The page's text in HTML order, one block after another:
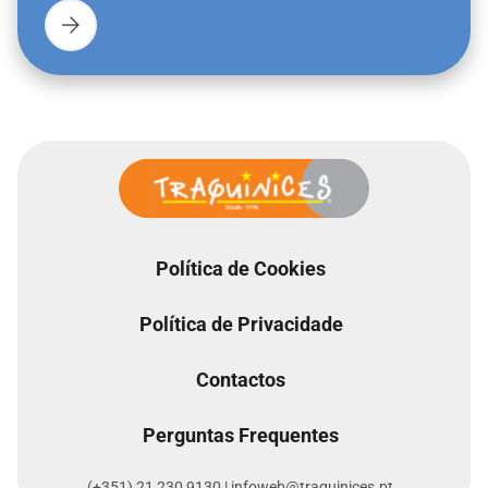
Política de Cookies
Política de Privacidade
Contactos
Perguntas Frequentes